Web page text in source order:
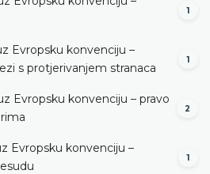
1
Evropsku konvenciju –
s protjerivanjem stranaca
1
Evropsku konvenciju – pravo
2
Evropsku konvenciju –
1